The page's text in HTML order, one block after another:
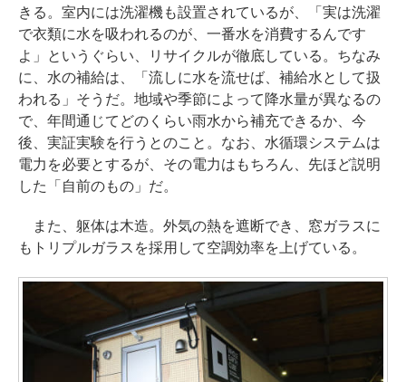
きる。室内には洗濯機も設置されているが、「実は洗濯
で衣類に水を吸われるのが、一番水を消費するんです
よ」というぐらい、リサイクルが徹底している。ちなみ
に、水の補給は、「流しに水を流せば、補給水として扱
われる」そうだ。地域や季節によって降水量が異なるの
で、年間通じてどのくらい雨水から補充できるか、今
後、実証実験を行うとのこと。なお、水循環システムは
電力を必要とするが、その電力はもちろん、先ほど説明
した「自前のもの」だ。
また、躯体は木造。外気の熱を遮断でき、窓ガラスに
もトリプルガラスを採用して空調効率を上げている。